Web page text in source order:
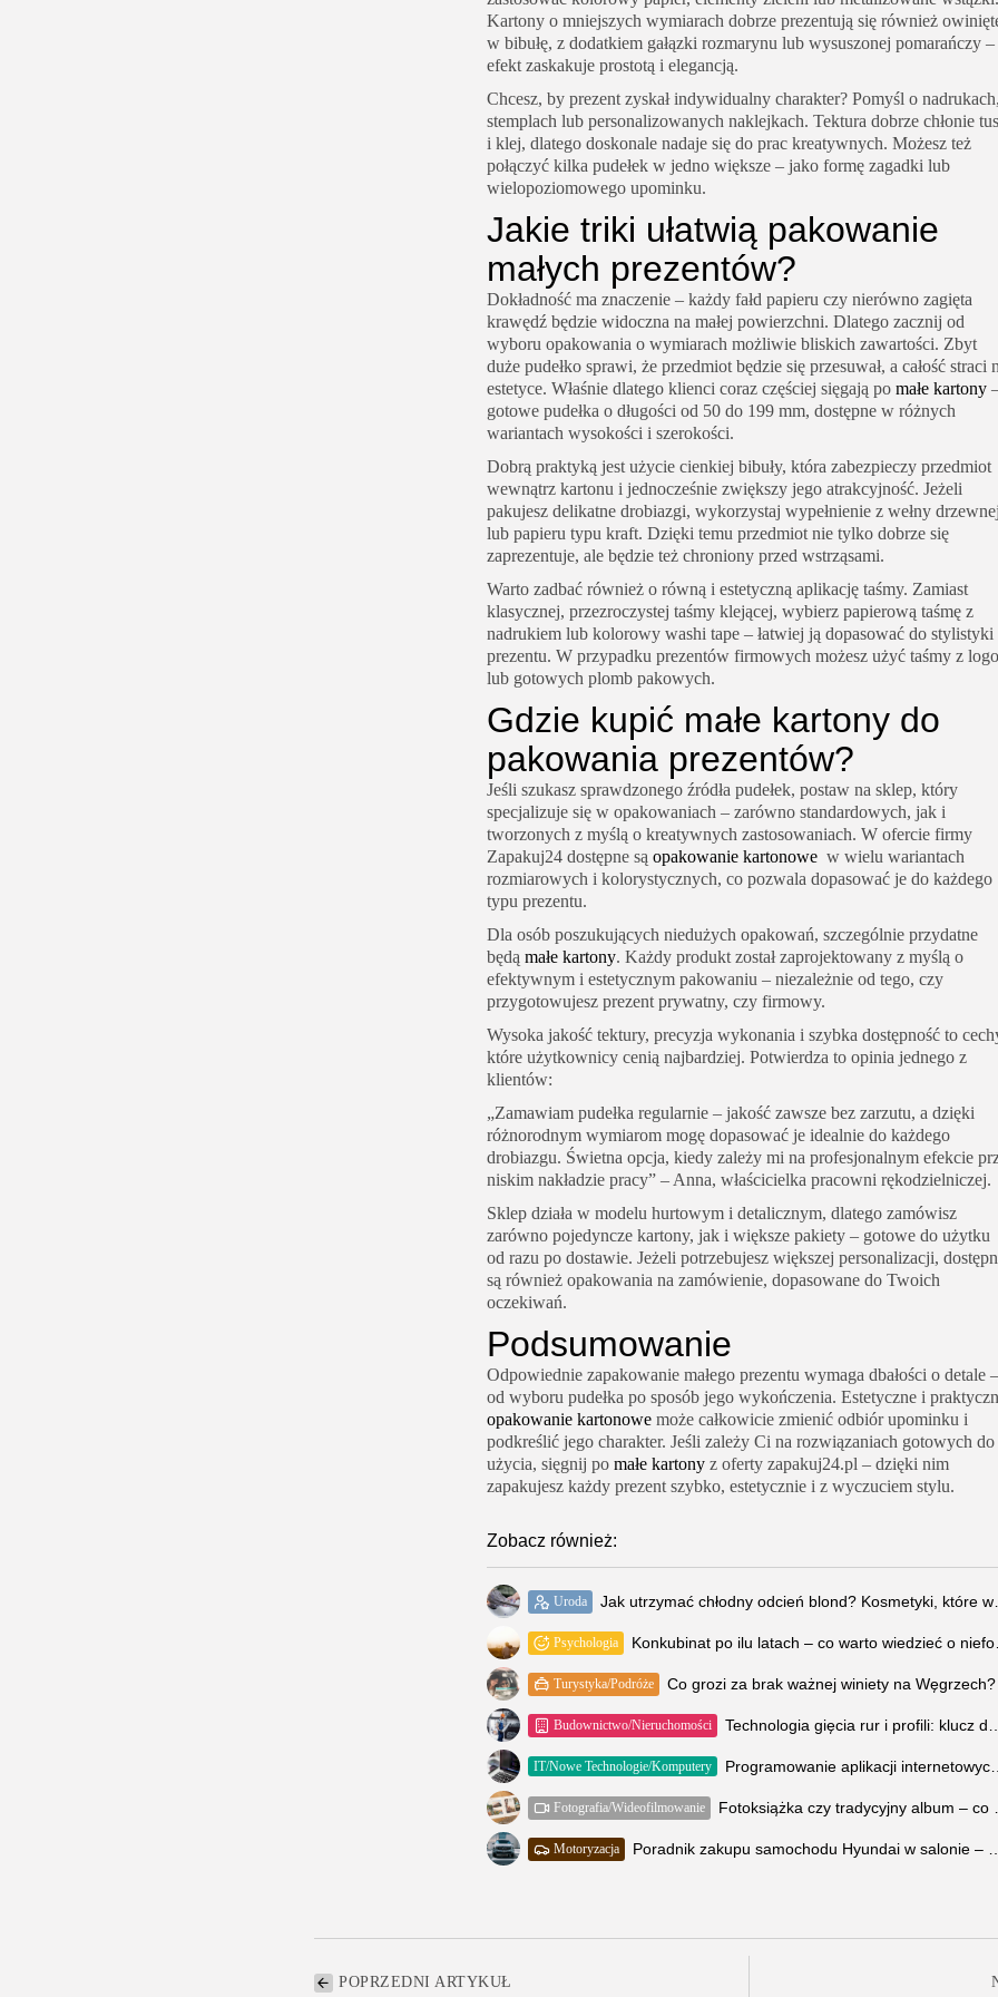
Kartony o mniejszych wymiarach dobrze prezentują się również
w bibułę, z dodatkiem gałązki rozmarynu lub wysuszonej pomarańczy –
efekt zaskakuje prostotą i elegancją.
Chcesz, by prezent zyskał indywidualny charakter? Pomyśl o
stemplach lub personalizowanych naklejkach. Tektura dobrze chłonie
i klej, dlatego doskonale nadaje się do prac kreatywnych. Możesz też
połączyć kilka pudełek w jedno większe – jako formę zagadki lub
wielopoziomowego upominku.
Jakie triki ułatwią pakowanie
małych prezentów?
Dokładność ma znaczenie – każdy fałd papieru czy nierówno zagięta
krawędź będzie widoczna na małej powierzchni. Dlatego zacznij od
wyboru opakowania o wymiarach możliwie bliskich zawartości. Zbyt
duże pudełko sprawi, że przedmiot będzie się przesuwał, a całość straci
estetyce. Właśnie dlatego klienci coraz częściej sięgają po małe kartony
gotowe pudełka o długości od 50 do 199 mm, dostępne w różnych
wariantach wysokości i szerokości.
Dobrą praktyką jest użycie cienkiej bibuły, która zabezpieczy przedmiot
wewnątrz kartonu i jednocześnie zwiększy jego atrakcyjność. Jeżeli
pakujesz delikatne drobiazgi, wykorzystaj wypełnienie z wełny
lub papieru typu kraft. Dzięki temu przedmiot nie tylko dobrze się
zaprezentuje, ale będzie też chroniony przed wstrząsami.
Warto zadbać również o równą i estetyczną aplikację taśmy. Zamiast
klasycznej, przezroczystej taśmy klejącej, wybierz papierową taśmę z
nadrukiem lub kolorowy washi tape – łatwiej ją dopasować do stylistyki
prezentu. W przypadku prezentów firmowych możesz użyć taśmy z logo
lub gotowych plomb pakowych.
Gdzie kupić małe kartony do
pakowania prezentów?
Jeśli szukasz sprawdzonego źródła pudełek, postaw na sklep, który
specjalizuje się w opakowaniach – zarówno standardowych, jak i
tworzonych z myślą o kreatywnych zastosowaniach. W ofercie firmy
Zapakuj24 dostępne są opakowanie kartonowe w wielu wariantach
rozmiarowych i kolorystycznych, co pozwala dopasować je do każdego
typu prezentu.
Dla osób poszukujących niedużych opakowań, szczególnie przydatne
będą małe kartony. Każdy produkt został zaprojektowany z myślą o
efektywnym i estetycznym pakowaniu – niezależnie od tego, czy
przygotowujesz prezent prywatny, czy firmowy.
Wysoka jakość tektury, precyzja wykonania i szybka dostępność to
które użytkownicy cenią najbardziej. Potwierdza to opinia jednego z
klientów:
„Zamawiam pudełka regularnie – jakość zawsze bez zarzutu, a dzięki
różnorodnym wymiarom mogę dopasować je idealnie do każdego
drobiazgu. Świetna opcja, kiedy zależy mi na profesjonalnym efekcie
niskim nakładzie pracy” – Anna, właścicielka pracowni rękodzielniczej.
Sklep działa w modelu hurtowym i detalicznym, dlatego zamówisz
zarówno pojedyncze kartony, jak i większe pakiety – gotowe do użytku
od razu po dostawie. Jeżeli potrzebujesz większej personalizacji,
są również opakowania na zamówienie, dopasowane do Twoich
oczekiwań.
Podsumowanie
Odpowiednie zapakowanie małego prezentu wymaga dbałości o detale –
od wyboru pudełka po sposób jego wykończenia. Estetyczne i
opakowanie kartonowe może całkowicie zmienić odbiór upominku i
podkreślić jego charakter. Jeśli zależy Ci na rozwiązaniach gotowych do
użycia, sięgnij po małe kartony z oferty zapakuj24.pl – dzięki nim
zapakujesz każdy prezent szybko, estetycznie i z wyczuciem stylu.
Zobacz również:
Uroda
Psychologia
Turystyka/Podróże Co grozi za brak ważnej winiety na Węgrzech?
Budownictwo/Nieruchomości
IT/Nowe Technologie/Komputery
Fotografia/Wideofilmowanie
Motoryzacja
POPRZEDNI ARTYKUŁ